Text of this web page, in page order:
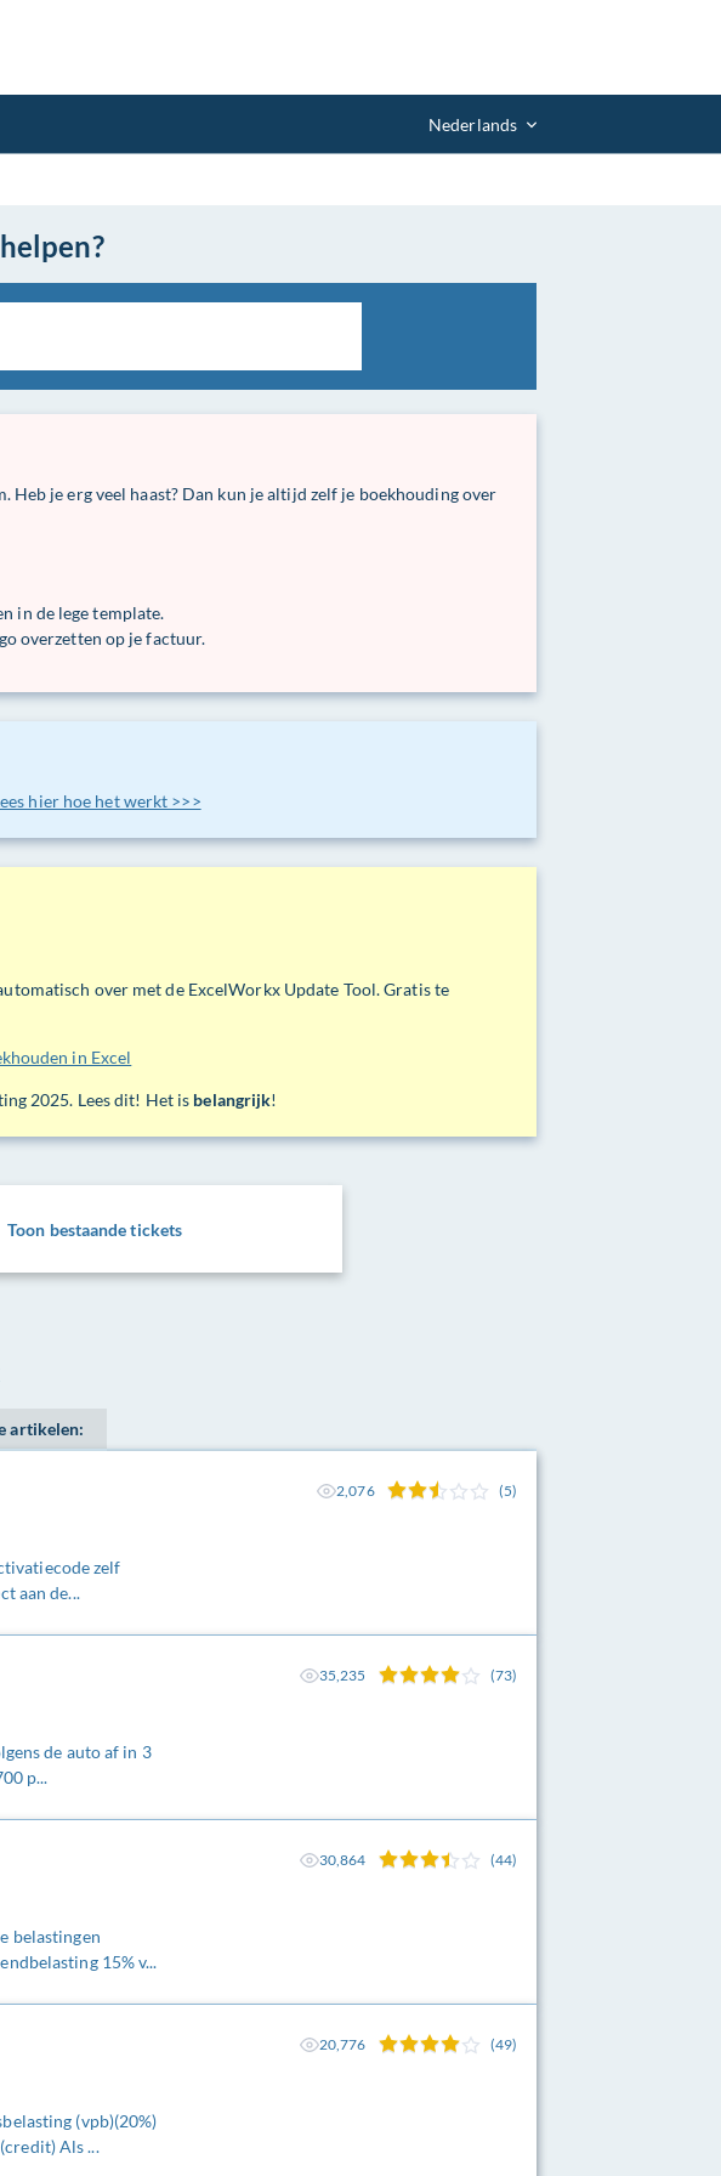
Nederlands
je erg veel haast? Dan kun je altijd zelf je boekhouding over
in de lege template.
overzetten op je factuur.
hier hoe het werkt >>>
over met de ExcelWorkx Update Tool. Gratis te
in Excel
2025. Lees dit! Het is belangrijk!
Toon bestaande tickets
artikelen:
zelf
aan de...
2,076 (5)
de auto af in 3
p...
35,235 (73)
belastingen
15% v...
30,864 (44)
(vpb)(20%)
Als ...
20,776 (49)